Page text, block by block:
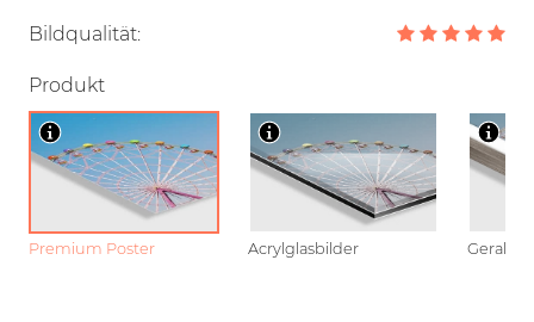
Bildqualität:
Produkt
Premium Poster Acrylglasbilder